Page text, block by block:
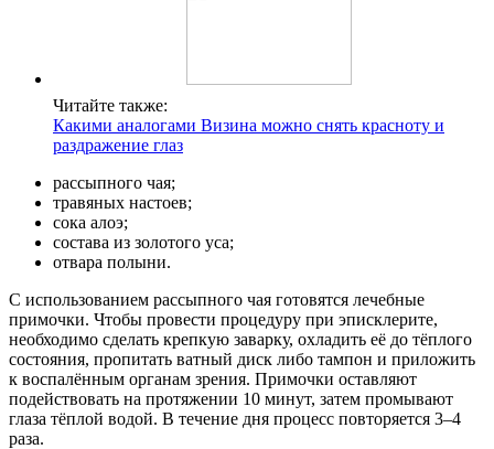
Читайте также:
Какими аналогами Визина можно снять красноту и
раздражение глаз
рассыпного чая;
травяных настоев;
сока алоэ;
состава из золотого уса;
отвара полыни.
С использованием рассыпного чая готовятся лечебные
примочки. Чтобы провести процедуру при эписклерите,
необходимо сделать крепкую заварку, охладить её до тёплого
состояния, пропитать ватный диск либо тампон и приложить
к воспалённым органам зрения. Примочки оставляют
подействовать на протяжении 10 минут, затем промывают
глаза тёплой водой. В течение дня процесс повторяется 3–4
раза.